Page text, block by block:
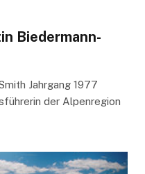
Biedermann-
Jahrgang 1977
der Alpenregion